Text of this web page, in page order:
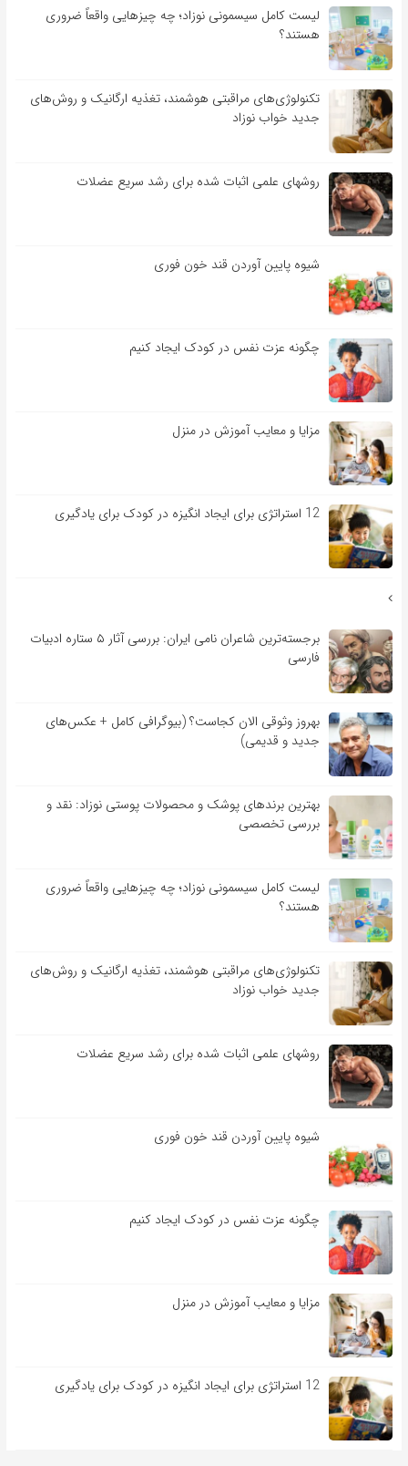
لیست کامل سیسمونی نوزاد؛ چه چیزهایی واقعاً ضروری
هستند؟
تکنولوژی‌های مراقبتی هوشمند، تغذیه ارگانیک و روش‌های
جدید خواب نوزاد
روشهای علمی اثبات شده برای رشد سریع عضلات
شیوه پایین آوردن قند خون فوری
چگونه عزت نفس در کودک ایجاد کنیم
مزایا و معایب آموزش در منزل
12 استراتژی برای ایجاد انگیزه در کودک برای یادگیری
برجسته‌ترین شاعران نامی ایران: بررسی آثار ۵ ستاره ادبیات
فارسی
بهروز وثوقی الان کجاست؟ (بیوگرافی کامل + عکس‌های
جدید و قدیمی)
بهترین برندهای پوشک و محصولات پوستی نوزاد: نقد و
بررسی تخصصی
لیست کامل سیسمونی نوزاد؛ چه چیزهایی واقعاً ضروری
هستند؟
تکنولوژی‌های مراقبتی هوشمند، تغذیه ارگانیک و روش‌های
جدید خواب نوزاد
روشهای علمی اثبات شده برای رشد سریع عضلات
شیوه پایین آوردن قند خون فوری
چگونه عزت نفس در کودک ایجاد کنیم
مزایا و معایب آموزش در منزل
12 استراتژی برای ایجاد انگیزه در کودک برای یادگیری